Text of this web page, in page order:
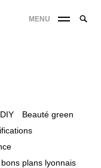
MENU
Beauté green
bons plans lyonnais